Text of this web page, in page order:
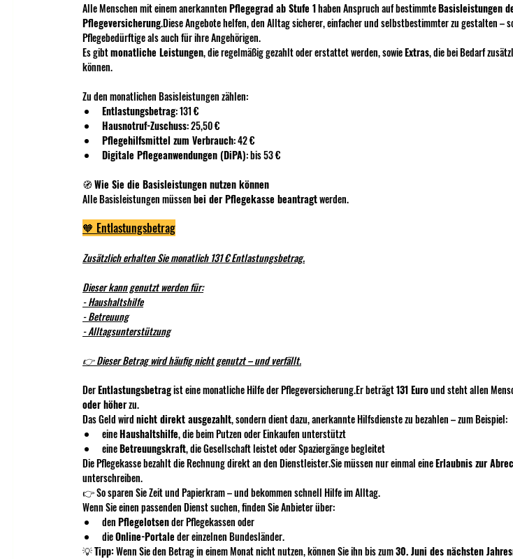
Alle Menschen mit einem anerkannten Pflegegrad ab Stufe 1 haben Anspruch auf bestimmte Basisleistungen
Pflegeversicherung.Diese Angebote helfen, den Alltag sicherer, einfacher und selbstbestimmter zu gestalten –
Pflegebedürftige als auch für ihre Angehörigen.
Es gibt monatliche Leistungen, die regelmäßig gezahlt oder erstattet werden, sowie Extras, die bei Bedarf
können.
Zu den monatlichen Basisleistungen zählen:
Entlastungsbetrag: 131 €
Hausnotruf-Zuschuss: 25,50 €
Pflegehilfsmittel zum Verbrauch: 42 €
Digitale Pflegeanwendungen (DiPA): bis 53 €
🧭 Wie Sie die Basisleistungen nutzen können
Alle Basisleistungen müssen bei der Pflegekasse beantragt werden.
🧡 Entlastungsbetrag
Zusätzlich erhalten Sie monatlich 131 € Entlastungsbetrag.
Dieser kann genutzt werden für:
- Haushaltshilfe
- Betreuung
- Alltagsunterstützung
👉 Dieser Betrag wird häufig nicht genutzt – und verfällt.
Der Entlastungsbetrag ist eine monatliche Hilfe der Pflegeversicherung.Er beträgt 131 Euro und steht allen
oder höher zu.
Das Geld wird nicht direkt ausgezahlt, sondern dient dazu, anerkannte Hilfsdienste zu bezahlen – zum Beispiel:
eine Haushaltshilfe, die beim Putzen oder Einkaufen unterstützt
eine Betreuungskraft, die Gesellschaft leistet oder Spaziergänge begleitet
Die Pflegekasse bezahlt die Rechnung direkt an den Dienstleister.Sie müssen nur einmal eine Erlaubnis zur
unterschreiben.
👉 So sparen Sie Zeit und Papierkram – und bekommen schnell Hilfe im Alltag.
Wenn Sie einen passenden Dienst suchen, finden Sie Anbieter über:
den Pflegelotsen der Pflegekassen oder
die Online-Portale der einzelnen Bundesländer.
💡 Tipp: Wenn Sie den Betrag in einem Monat nicht nutzen, können Sie ihn bis zum 30. Juni des nächsten Jahres